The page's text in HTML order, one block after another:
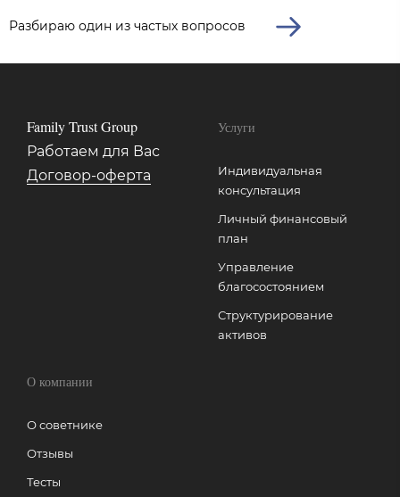
Разбираю один из частых вопросов
Family Trust Group
Работаем для Вас
Договор-оферта
Услуги
Индивидуальная
консультация
Личный финансовый
план
Управление
благосостоянием
Структурирование
активов
О компании
О советнике
Отзывы
Тесты